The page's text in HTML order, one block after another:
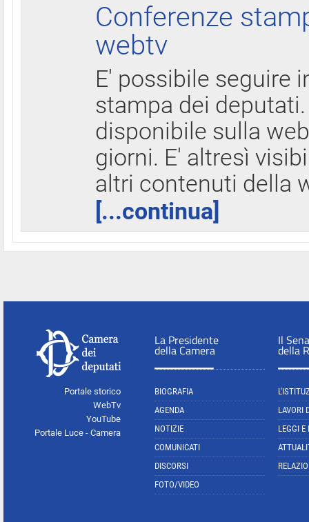
Conferenze
webtv
E' possibile seguire
stampa dei
disponibile sulla
giorni. E' altresì
altri contenuti della
[...continua]
Portale storico
WebTv
YouTube
Portale Luce - Camera
La Presidente
della Camera
BIOGRAFIA
AGENDA
NOTIZIE
COMUNICATI
DISCORSI
FOTO/VIDEO
Il
della
LAVORI
LEGGI E